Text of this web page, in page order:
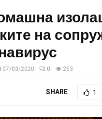
на
07/03/2020 0 263
SHARE 1